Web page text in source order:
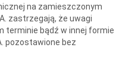
na zamieszczonym
zastrzegają, że uwagi
terminie bądź w innej formie
pozostawione bez